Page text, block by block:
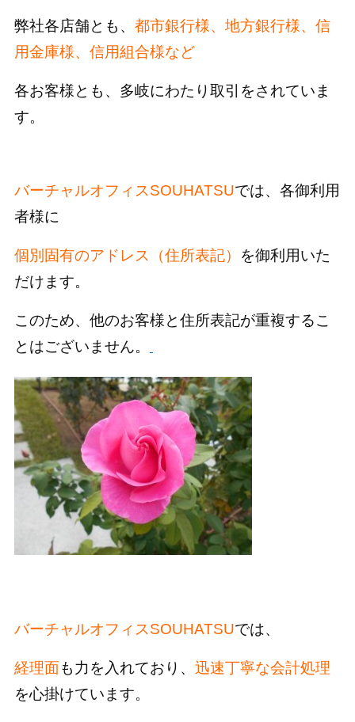
弊社各店舗とも、 都市銀行様、地方銀行様、信
用金庫様、信用組合様など
各お客様とも、多岐にわたり取引をされていま
す。
バーチャルオフィスSOUHATSUでは、各御利用
者様に
個別固有のアドレス（住所表記） を御利用いた
だけます。
このため、他のお客様と住所表記が重複するこ
とはございません。
バーチャルオフィスSOUHATSUでは、
経理面も力を入れており、 迅速丁寧な会計処理
を心掛けています。